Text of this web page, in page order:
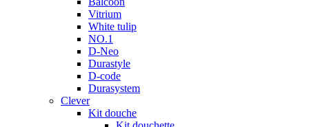
Vitrium
White tulip
NO.1
D-Neo
Durastyle
D-code
Durasystem
Clever
Kit douche